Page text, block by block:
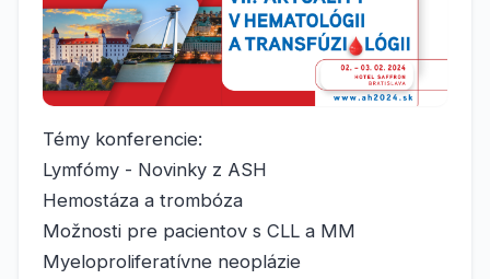
Témy konferencie:
Lymfómy - Novinky z ASH
Hemostáza a trombóza
Možnosti pre pacientov s CLL a MM
Myeloproliferatívne neoplázie